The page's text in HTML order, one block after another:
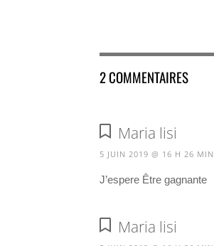
2 COMMENTAIRES
Maria lisi
5 JUIN 2019 @ 16 H 26 MIN
J’espere Être gagnante
Maria lisi